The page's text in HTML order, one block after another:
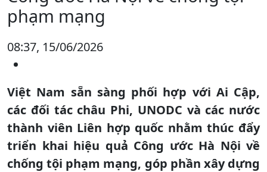
phạm mạng
08:37, 15/06/2026
Việt Nam sẵn sàng phối hợp với Ai Cập,
các đối tác châu Phi, UNODC và các nước
thành viên Liên hợp quốc nhằm thúc đẩy
triển khai hiệu quả Công ước Hà Nội về
chống tội phạm mạng, góp phần xây dựng